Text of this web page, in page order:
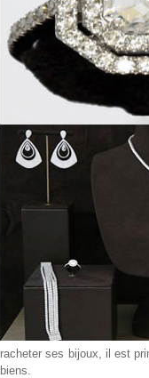
racheter ses bijoux, il est
biens.